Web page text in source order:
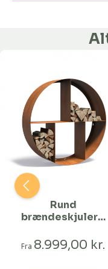
Rund
brændeskjuler -
Fra 8.999,00 kr.